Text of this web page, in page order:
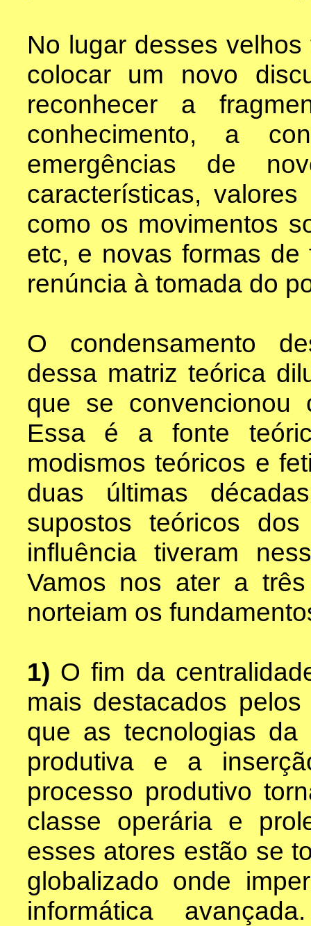
No lugar desses
colocar um novo
reconhecer a
conhecimento, a
emergências de
características,
como os movimentos
etc, e novas formas
renúncia à tomada do
O condensamento
dessa matriz teórica
que se convencionou
Essa é a fonte
modismos teóricos e
duas últimas
supostos teóricos
influência tiveram
Vamos nos ater a
norteiam os
1) O fim da
mais destacados
que as tecnologias da
produtiva e a
processo produtivo
classe operária e
esses atores estão se
globalizado onde
informática